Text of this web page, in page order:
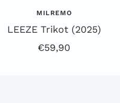
MILREMO
LEEZE Trikot (2025)
Angebotspreis
€59,90